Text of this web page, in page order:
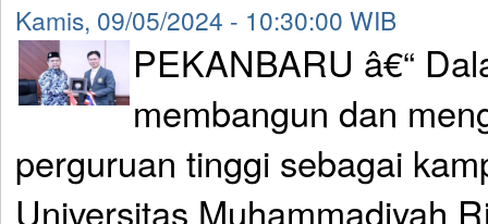
Kamis, 09/05/2024 - 10:30:00 WIB
PEKANBARU â€“
membangun dan
perguruan tinggi sebagai
Universitas Muhammadiyah